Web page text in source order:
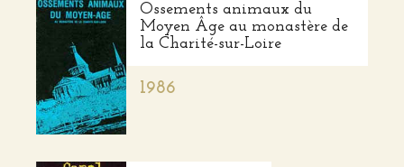
Ossements animaux du
Moyen Âge au monastère de
la Charité-sur-Loire
1986